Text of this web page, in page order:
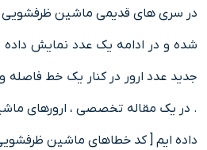
شده و در ادامه یک عدد نمایش
جدید عدد ارور در کنار یک خط فاصله
. در یک مقاله تخصصی ، ارورهای
داده ایم [ کد خطاهای ماشین